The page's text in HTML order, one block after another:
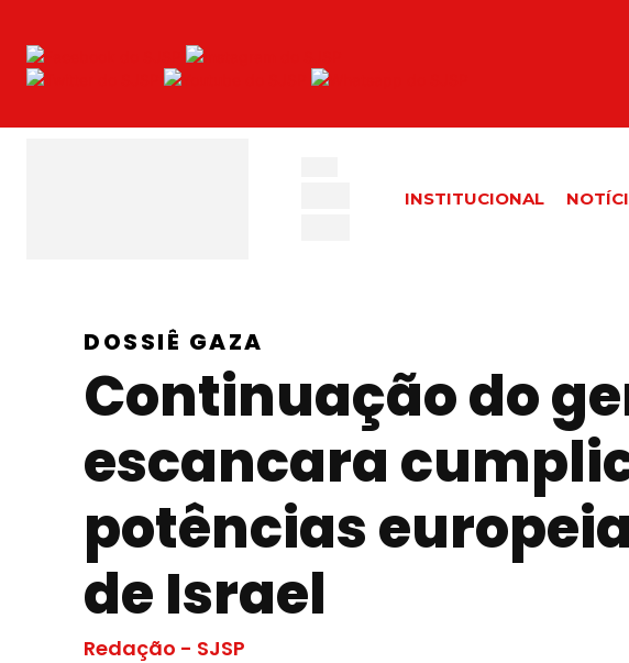
INSTITUCIONAL
DOSSIÊ GAZA
Continuação do
escancara
potências
de Israel
Redação - SJSP